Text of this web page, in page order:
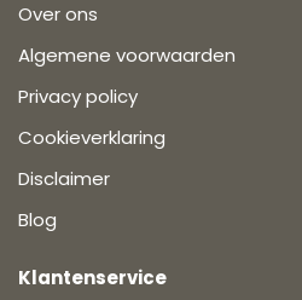
Over ons
Algemene voorwaarden
Privacy policy
Cookieverklaring
Disclaimer
Blog
Klantenservice